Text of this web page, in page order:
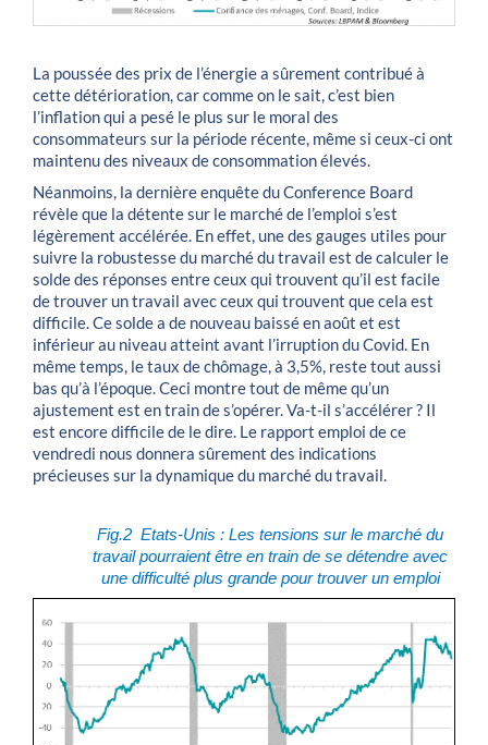
La poussée des prix de l’énergie a sûrement contribué à
cette détérioration, car comme on le sait, c’est bien
l’inflation qui a pesé le plus sur le moral des
consommateurs sur la période récente, même si ceux-ci ont
maintenu des niveaux de consommation élevés.
Néanmoins, la dernière enquête du Conference Board
révèle que la détente sur le marché de l’emploi s’est
légèrement accélérée. En effet, une des gauges utiles pour
suivre la robustesse du marché du travail est de calculer le
solde des réponses entre ceux qui trouvent qu’il est facile
de trouver un travail avec ceux qui trouvent que cela est
difficile. Ce solde a de nouveau baissé en août et est
inférieur au niveau atteint avant l’irruption du Covid. En
même temps, le taux de chômage, à 3,5%, reste tout aussi
bas qu’à l’époque. Ceci montre tout de même qu’un
ajustement est en train de s’opérer. Va-t-il s’accélérer ? Il
est encore difficile de le dire. Le rapport emploi de ce
vendredi nous donnera sûrement des indications
précieuses sur la dynamique du marché du travail.
Fig.2 Etats-Unis : Les tensions sur le marché du
travail pourraient être en train de se détendre avec
une difficulté plus grande pour trouver un emploi